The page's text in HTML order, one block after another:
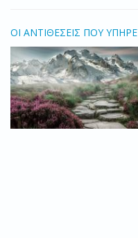
ΟΙ ΑΝΤΙΘΕΣΕΙΣ ΠΟΥ